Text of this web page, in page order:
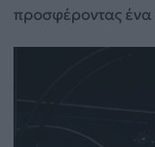
προσφέροντας